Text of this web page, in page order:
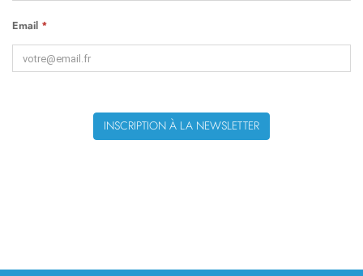
Email *
INSCRIPTION À LA NEWSLETTER